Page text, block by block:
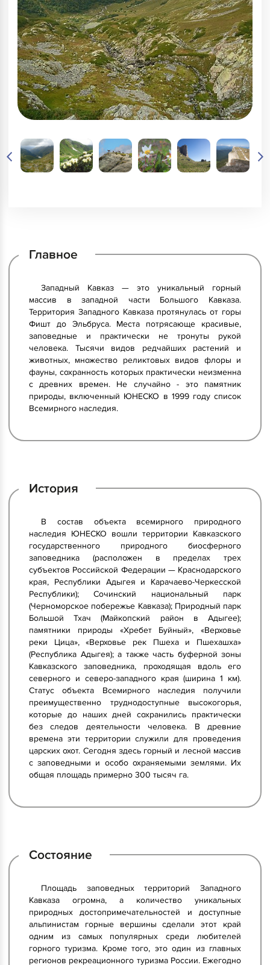
Главное
Западный Кавказ — это уникальный горный
массив в западной части Большого Кавказа.
Территория Западного Кавказа протянулась от горы
Фишт до Эльбруса. Места потрясающе красивые,
заповедные и практически не тронуты рукой
человека. Тысячи видов редчайших растений и
животных, множество реликтовых видов флоры и
фауны, сохранность которых практически неизменна
с древних времен. Не случайно - это памятник
природы, включенный ЮНЕСКО в 1999 году список
Всемирного наследия.
История
В состав объекта всемирного природного
наследия ЮНЕСКО вошли территории Кавказского
государственного природного биосферного
заповедника (расположен в пределах трех
субъектов Российской Федерации — Краснодарского
края, Республики Адыгея и Карачаево-Черкесской
Республики); Сочинский национальный парк
(Черноморское побережье Кавказа); Природный парк
Большой Тхач (Майкопский район в Адыгее);
памятники природы «Хребет Буйный», «Верховье
реки Цица», «Верховье рек Пшеха и Пшехашха»
(Республика Адыгея); а также часть буферной зоны
Кавказского заповедника, проходящая вдоль его
северного и северо-западного края (ширина 1 км).
Статус объекта Всемирного наследия получили
преимущественно труднодоступные высокогорья,
которые до наших дней сохранились практически
без следов деятельности человека. В древние
времена эти территории служили для проведения
царских охот. Сегодня здесь горный и лесной массив
с заповедными и особо охраняемыми землями. Их
общая площадь примерно 300 тысяч га.
Состояние
Площадь заповедных территорий Западного
Кавказа огромна, а количество уникальных
природных достопримечательностей и доступные
альпинистам горные вершины сделали этот край
одним из самых популярных среди любителей
горного туризма. Кроме того, это один из главных
регионов рекреационного туризма России. Ежегодно